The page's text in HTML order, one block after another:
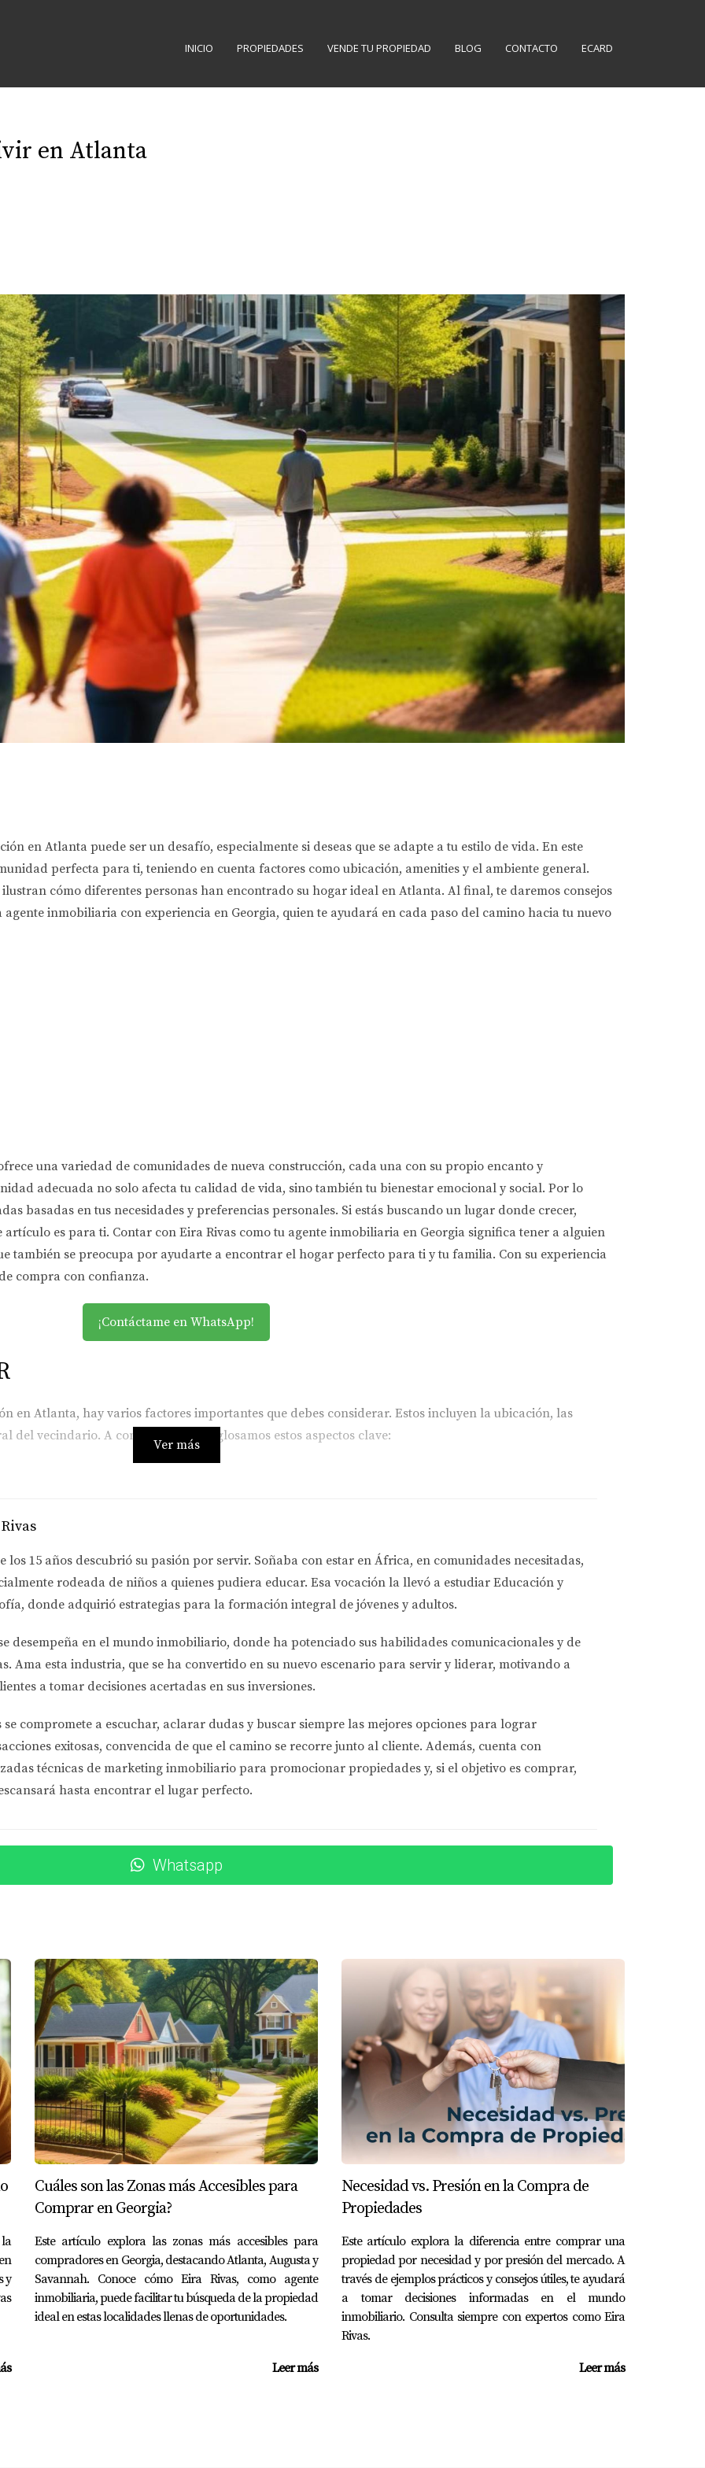
INICIO PROPIEDADES VENDE TU PROPIEDAD BLOG CONTACTO ECARD
en Atlanta
en Atlanta puede ser un desafío, especialmente si deseas que se adapte a tu estilo de vida. En este
perfecta para ti, teniendo en cuenta factores como ubicación, amenities y el ambiente general.
cómo diferentes personas han encontrado su hogar ideal en Atlanta. Al final, te daremos consejos
inmobiliaria con experiencia en Georgia, quien te ayudará en cada paso del camino hacia tu nuevo
una variedad de comunidades de nueva construcción, cada una con su propio encanto y
adecuada no solo afecta tu calidad de vida, sino también tu bienestar emocional y social. Por lo
basadas en tus necesidades y preferencias personales. Si estás buscando un lugar donde crecer,
es para ti. Contar con Eira Rivas como tu agente inmobiliaria en Georgia significa tener a alguien
también se preocupa por ayudarte a encontrar el hogar perfecto para ti y tu familia. Con su experiencia
compra con confianza.
¡Contáctame en WhatsApp!
en Atlanta, hay varios factores importantes que debes considerar. Estos incluyen la ubicación, las
del vecindario. A continuación, desglosamos estos aspectos clave:
disponibilidad de opciones de transporte público si prefieres no conducir.
tenerlos, verifica la calidad de las escuelas cercanas.
estén cerca de supermercados, hospitales y otros servicios esenciales.
ofrecen instalaciones recreativas que pueden mejorar tu calidad de vida.
puede ser fundamental para el bienestar emocional.
organizan eventos sociales que fomentan la interacción entre vecinos.
jóvenes profesionales, jubilados)
familiar
donde sus hijos pudieran crecer felices y seguros. Después de investigar varias comunidades,
de vida activo
estilo de vida activo. Buscaban una comunidad con acceso a instalaciones deportivas y senderos para
que encontraron su hogar ideal cerca de un parque con senderos para bicicletas y un gimnasio
sino también del estilo de vida saludable que siempre quisieron.
y necesitaba un entorno tranquilo para concentrarse. Al trabajar con Eira Rivas, encontró una
disfrutar del aire libre sin alejarse demasiado del centro urbano. Este equilibrio le ha permitido
sin estrés.
en Atlanta según tu estilo de vida es un viaje emocionante pero complejo. Desde considerar la
cada decisión cuenta para crear un hogar donde te sientas feliz y realizado. Con la ayuda experta
puedes estar seguro de que recibirás orientación personalizada durante todo el proceso. No dudes
hoy mismo!
Ver más
los 15 años descubrió su pasión por servir. Soñaba con estar en África, en comunidades necesitadas,
rodeada de niños a quienes pudiera educar. Esa vocación la llevó a estudiar Educación y
, donde adquirió estrategias para la formación integral de jóvenes y adultos.
desempeña en el mundo inmobiliario, donde ha potenciado sus habilidades comunicacionales y de
Ama esta industria, que se ha convertido en su nuevo escenario para servir y liderar, motivando a
a tomar decisiones acertadas en sus inversiones.
se compromete a escuchar, aclarar dudas y buscar siempre las mejores opciones para lograr
exitosas, convencida de que el camino se recorre junto al cliente. Además, cuenta con
técnicas de marketing inmobiliario para promocionar propiedades y, si el objetivo es comprar,
hasta encontrar el lugar perfecto.
Whatsapp
y
Cuáles son las Zonas más Accesibles para
Comprar en Georgia?
Este artículo explora las zonas más accesibles para
compradores en Georgia, destacando Atlanta, Augusta y
Savannah. Conoce cómo Eira Rivas, como agente
inmobiliaria, puede facilitar tu búsqueda de la propiedad
ideal en estas localidades llenas de oportunidades.
Leer más
Necesidad vs. Presión en la Compra de
Propiedades
Este artículo explora la diferencia entre comprar una
propiedad por necesidad y por presión del mercado. A
través de ejemplos prácticos y consejos útiles, te ayudará
a tomar decisiones informadas en el mundo
inmobiliario. Consulta siempre con expertos como Eira
Rivas.
Leer más